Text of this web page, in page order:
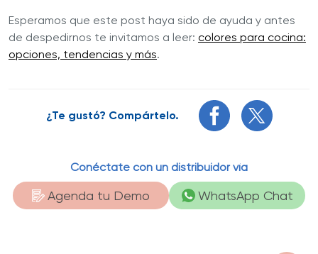
Esperamos que este post haya sido de ayuda y antes
de despedirnos te invitamos a leer: colores para cocina:
opciones, tendencias y más.
¿Te gustó? Compártelo.
Conéctate con un distribuidor vía
Agenda tu Demo WhatsApp Chat